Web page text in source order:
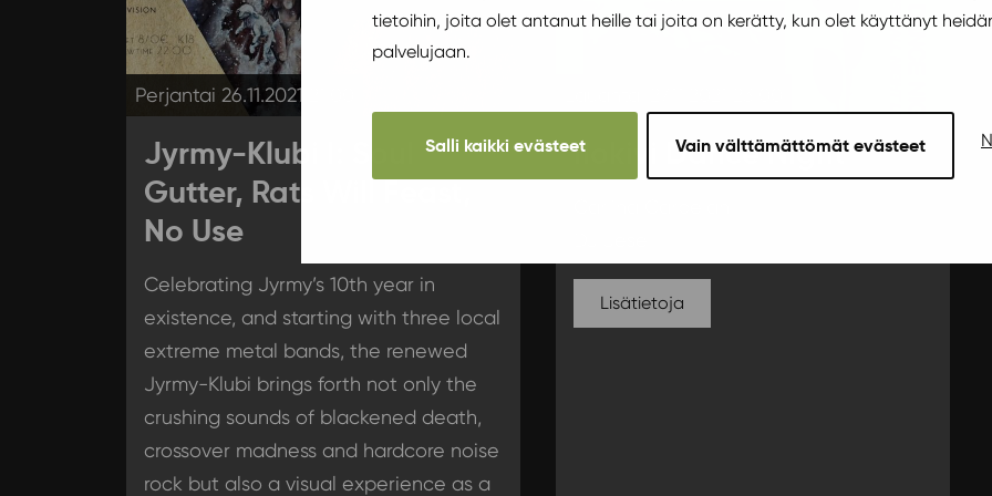
tietoihin, joita olet antanut heille tai joita on kerätty, kun olet käyttänyt
palvelujaan.
Salli kaikki evästeet Vain välttämättömät evästeet
Perjantai 26.11.2021 21:00
Jyrmy-Klubi I: Soul
Gutter, Rats Will Feast,
No Use
Celebrating Jyrmy’s 10th year in
existence, and starting with three local
extreme metal bands, the renewed
Jyrmy-Klubi brings forth not only the
crushing sounds of blackened death,
crossover madness and hardcore noise
rock but also a visual experience as a
Ilokivi Dance Night
Lisätietoja